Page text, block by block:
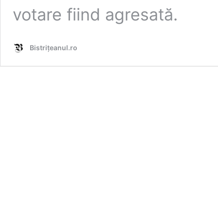
votare fiind agresată.
Bistrițeanul.ro